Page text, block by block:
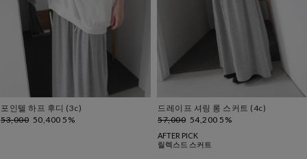
포인텔 하프 후디 (3c)
53,000 50,400 5%
드레이프 셔링 롱 스커트 (4c)
57,000 54,200 5%
AFTER PICK
릴렉스드 스커트